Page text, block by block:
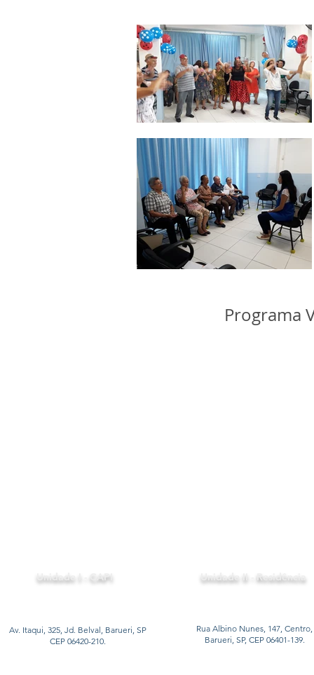
Programa
Unidade I - CAPI
Av. Itaqui, 325, Jd. Belval, Barueri, SP
CEP 06420-210.
Unidade II - Residência
Rua Albino Nunes, 147, Centro,
Barueri, SP, CEP 06401-139.